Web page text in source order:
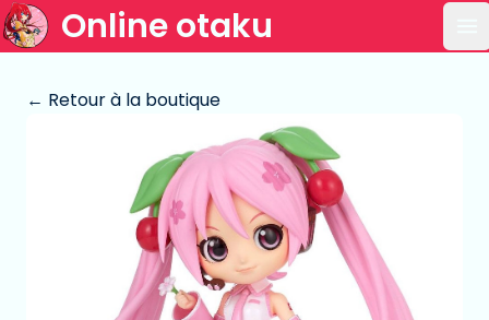
Online otaku
← Retour à la boutique